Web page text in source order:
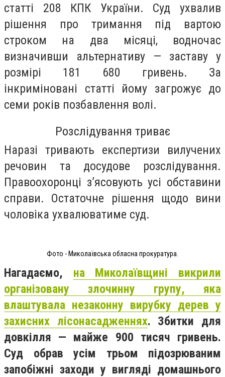
статті 208 КПК України. Суд ухвалив
рішення про тримання під вартою
строком на два місяці, водночас
визначивши альтернативу — заставу у
розмірі 181 680 гривень. За
інкриміновані статті йому загрожує до
семи років позбавлення волі.
Розслідування триває
Наразі тривають експертизи вилучених
речовин та досудове розслідування.
Правоохоронці з’ясовують усі обставини
справи. Остаточне рішення щодо вини
чоловіка ухвалюватиме суд.
Фото - Миколаївська обласна прокуратура.
Нагадаємо, на Миколаївщині викрили
організовану злочинну групу, яка
влаштувала незаконну вирубку дерев у
захисних лісонасадженнях. Збитки для
довкілля — майже 900 тисяч гривень.
Суд обрав усім трьом підозрюваним
запобіжні заходи у вигляді домашнього